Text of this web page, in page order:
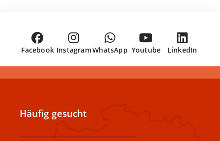
Facebook InstagramWhatsApp Youtube LinkedIn
Häufig gesucht